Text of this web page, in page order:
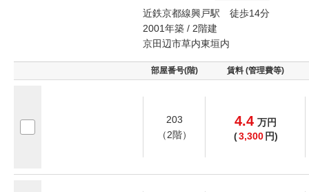
近鉄京都線興戸駅 徒歩14分
2001年築 / 2階建
京田辺市草内東垣内
部屋番号(階) 賃料 (管理費等)
203
（2階）
4.4 万円
(3,300 円)